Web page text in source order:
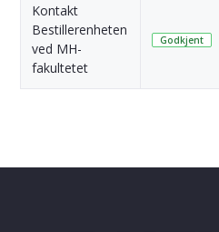
Kontakt
Bestillerenheten
ved MH-
fakultetet
Godkjent